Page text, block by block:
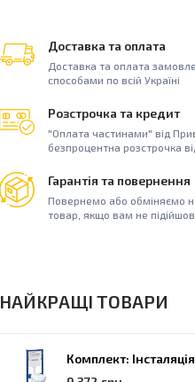
Доставка та оплата
Доставка та оплата
способами по всій Україні
Розстрочка та кредит
"Оплата частинами" від
безпроцентна розстрочка
Гарантія та повернення
Повернемо або обміняємо
товар, якщо вам не підійшов
НАЙКРАЩІ ТОВАРИ